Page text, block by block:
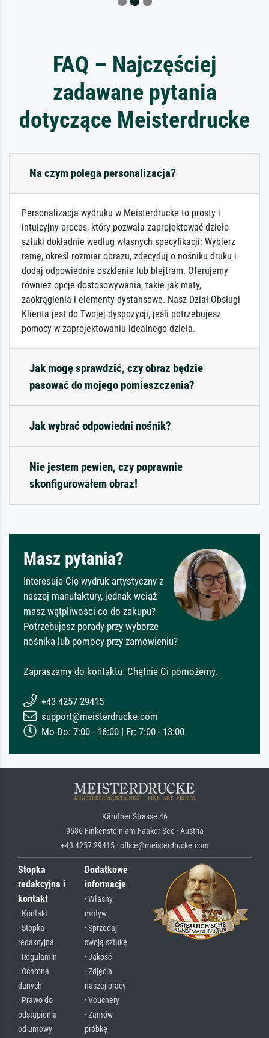
FAQ – Najczęściej
zadawane pytania
dotyczące Meisterdrucke
Na czym polega personalizacja?
Personalizacja wydruku w Meisterdrucke to prosty i
intuicyjny proces, który pozwala zaprojektować dzieło
sztuki dokładnie według własnych specyfikacji: Wybierz
ramę, określ rozmiar obrazu, zdecyduj o nośniku druku i
dodaj odpowiednie oszklenie lub blejtram. Oferujemy
również opcje dostosowywania, takie jak maty,
zaokrąglenia i elementy dystansowe. Nasz Dział Obsługi
Klienta jest do Twojej dyspozycji, jeśli potrzebujesz
pomocy w zaprojektowaniu idealnego dzieła.
Jak mogę sprawdzić, czy obraz będzie
pasować do mojego pomieszczenia?
Jak wybrać odpowiedni nośnik?
Nie jestem pewien, czy poprawnie
skonfigurowałem obraz!
Masz pytania?
Interesuje Cię wydruk artystyczny z
naszej manufaktury, jednak wciąż
masz wątpliwości co do zakupu?
Potrzebujesz porady przy wyborze
nośnika lub pomocy przy zamówieniu?
Zapraszamy do kontaktu. Chętnie Ci pomożemy.
+43 4257 29415
support@meisterdrucke.com
Mo-Do: 7:00 - 16:00 | Fr: 7:00 - 13:00
Kärntner Strasse 46
9586 Finkenstein am Faaker See · Austria
+43 4257 29415 · office@meisterdrucke.com
Stopka
redakcyjna i
kontakt
· Kontakt
· Stopka
redakcyjna
· Regulamin
· Ochrona
danych
· Prawo do
odstąpienia
od umowy
Dodatkowe
informacje
· Własny
motyw
· Sprzedaj
swoją sztukę
· Jakość
· Zdjęcia
naszej pracy
· Vouchery
· Zamów
próbkę